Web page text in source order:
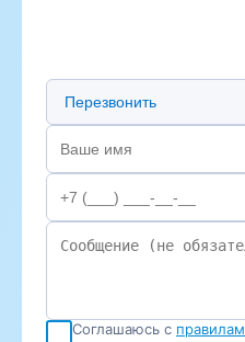
Предпочтительный
Соглашаюсь с